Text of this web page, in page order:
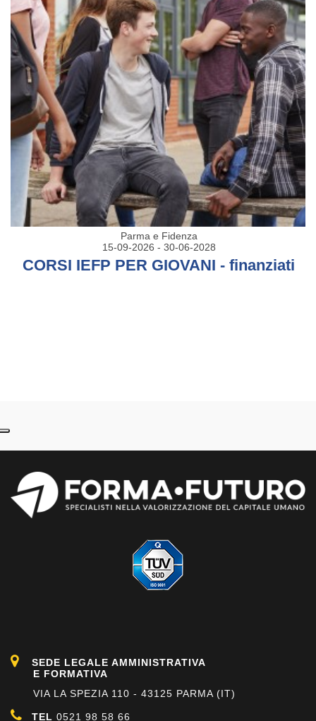
Parma e Fidenza
15-09-2026 - 30-06-2028
CORSI IEFP PER GIOVANI - finanziati
SEDE LEGALE AMMINISTRATIVA
E FORMATIVA
VIA LA SPEZIA 110 - 43125 PARMA (IT)
TEL 0521 98 58 66